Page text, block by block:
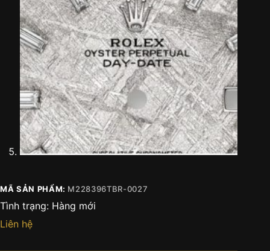
MÃ SẢN PHẨM: M228396TBR-0027
Tình trạng: Hàng mới
Liên hệ